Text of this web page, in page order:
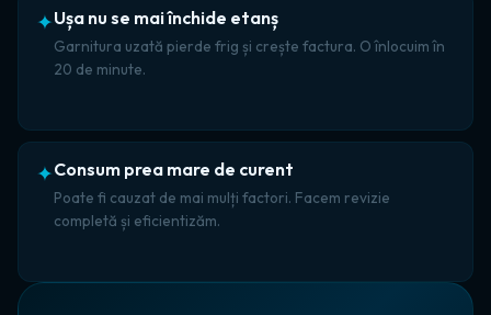
✦Ușa nu se mai închide etanș
Garnitura uzată pierde frig și crește factura. O înlocuim în
20 de minute.
✦Consum prea mare de curent
Poate fi cauzat de mai mulți factori. Facem revizie
completă și eficientizăm.